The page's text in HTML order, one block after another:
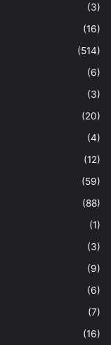
(3)
(16)
(514)
(6)
(3)
(20)
(4)
(12)
(59)
(88)
(1)
(3)
(9)
(6)
(7)
(16)